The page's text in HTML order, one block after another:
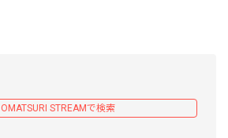
OMATSURI STREAMで検索